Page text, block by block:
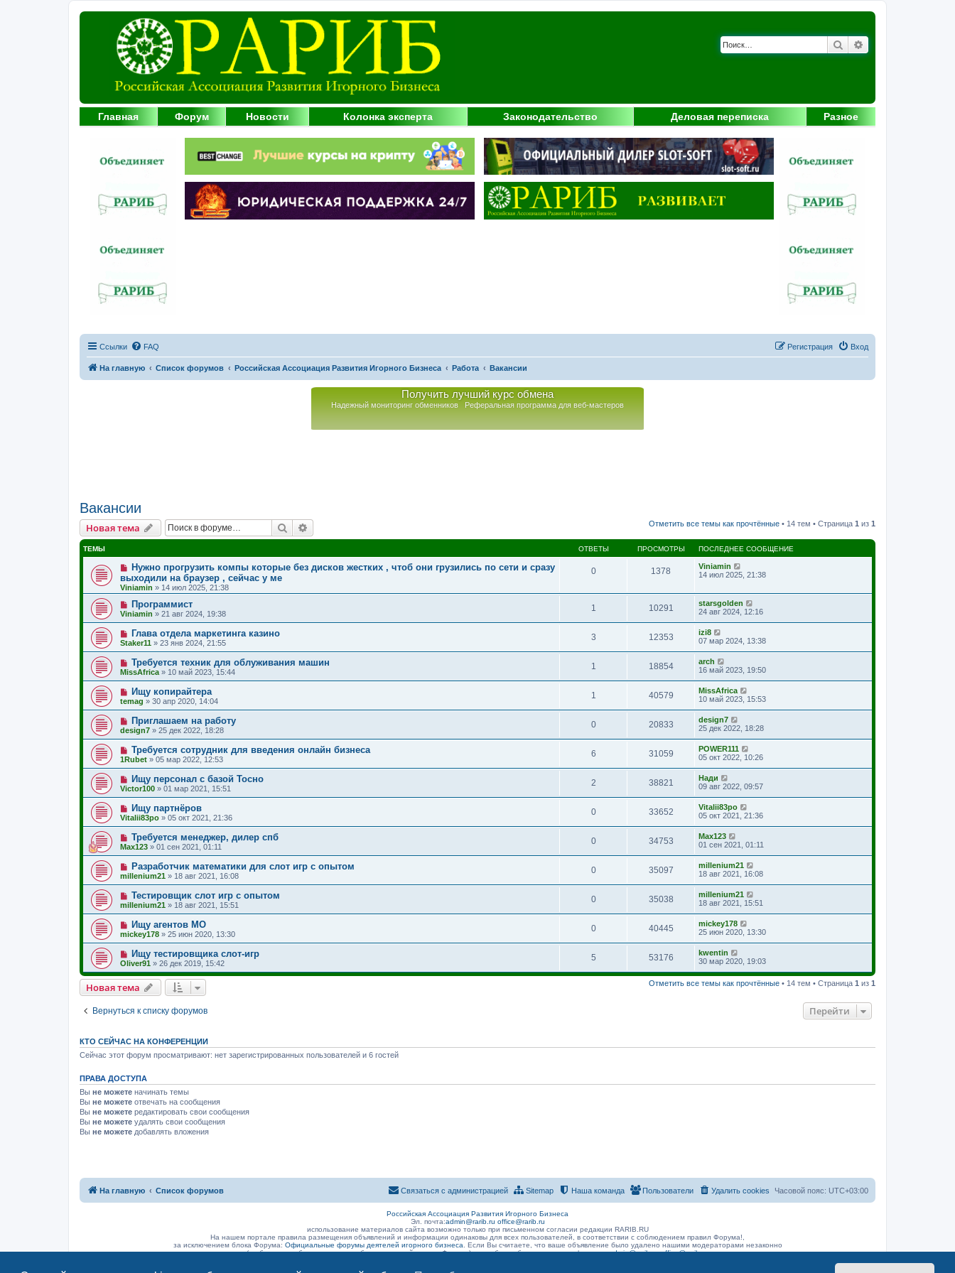
Поиск
Главная Форум Новости Колонка эксперта Законодательство Деловая переписка Разное
Ссылки FAQ Вход
Регистрация
На главную Список форумов Российская Ассоциация Развития Игорного Бизнеса Работа Вакансии
Получить лучший курс обмена
Надежный мониторинг обменников Реферальная программа для веб-мастеров
Вакансии
Новая тема Поиск Отметить все темы как прочтённые • 14 тем • Страница 1 из 1
ТЕМЫ ОТВЕТЫ ПРОСМОТРЫ ПОСЛЕДНЕЕ СООБЩЕНИЕ
Нужно прогрузить компы которые без дисков жестких , чтоб они грузились по сети и сразу
выходили на браузер , сейчас у ме
Viniamin » 14 июл 2025, 21:38
0 1378
Viniamin
14 июл 2025, 21:38
Программист
Viniamin » 21 авг 2024, 19:38
1 10291
starsgolden
24 авг 2024, 12:16
Глава отдела маркетинга казино
Staker11 » 23 янв 2024, 21:55
3 12353
izi8
07 мар 2024, 13:38
Требуется техник для облуживания машин
MissAfrica » 10 май 2023, 15:44
1 18854
arch
16 май 2023, 19:50
Ищу копирайтера
temag » 30 апр 2020, 14:04
1 40579
MissAfrica
10 май 2023, 15:53
Приглашаем на работу
design7 » 25 дек 2022, 18:28
0 20833
design7
25 дек 2022, 18:28
Требуется сотрудник для введения онлайн бизнеса
1Rubet » 05 мар 2022, 12:53
6 31059
POWER111
05 окт 2022, 10:26
Ищу персонал с базой Тосно
Victor100 » 01 мар 2021, 15:51
2 38821
Нади
09 авг 2022, 09:57
Ищу партнёров
Vitalii83po » 05 окт 2021, 21:36
0 33652
Vitalii83po
05 окт 2021, 21:36
Требуется менеджер, дилер спб
Max123 » 01 сен 2021, 01:11
0 34753
Max123
01 сен 2021, 01:11
Разработчик математики для слот игр с опытом
millenium21 » 18 авг 2021, 16:08
0 35097
millenium21
18 авг 2021, 16:08
Тестировщик слот игр с опытом
millenium21 » 18 авг 2021, 15:51
0 35038
millenium21
18 авг 2021, 15:51
Ищу агентов МО
mickey178 » 25 июн 2020, 13:30
0 40445
mickey178
25 июн 2020, 13:30
Ищу тестировщика слот-игр
Oliver91 » 26 дек 2019, 15:42
5 53176
kwentin
30 мар 2020, 19:03
Новая тема Отметить все темы как прочтённые • 14 тем • Страница 1 из 1
Вернуться к списку форумов Перейти
КТО СЕЙЧАС НА КОНФЕРЕНЦИИ
Сейчас этот форум просматривают: нет зарегистрированных пользователей и 6 гостей
ПРАВА ДОСТУПА
Вы не можете начинать темы
Вы не можете отвечать на сообщения
Вы не можете редактировать свои сообщения
Вы не можете удалять свои сообщения
Вы не можете добавлять вложения
На главную Список форумов Часовой пояс: UTC+03:00
Удалить cookies
Пользователи
Наша команда
Sitemap
Связаться с администрацией
Российская Ассоциация Развития Игорного Бизнеса
Эл. почта:admin@rarib.ru office@rarib.ru
использование материалов сайта возможно только при письменном согласии редакции RARIB.RU
На нашем портале правила размещения объявлений и информации одинаковы для всех пользователей, в соответствии с соблюдением правил Форума!,
за исключением блока Форума: Официальные форумы деятелей игорного бизнеса . Если Вы считаете, что ваше объявление было удалено нашими модераторами незаконно
(а объявление было размещено без нарушений правил Форума) , просьба сообщить о данном факте наadmin@rarib.ru office@rarib.ru